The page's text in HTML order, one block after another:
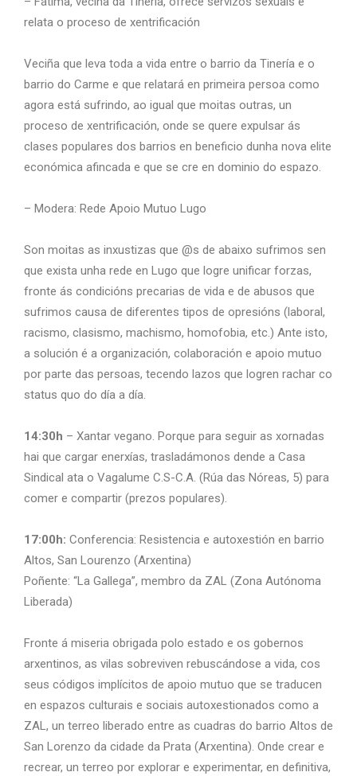
relata o proceso de xentrificación
Veciña que leva toda a vida entre o barrio da Tinería e o
barrio do Carme e que relatará en primeira persoa como
agora está sufrindo, ao igual que moitas outras, un
proceso de xentrificación, onde se quere expulsar ás
clases populares dos barrios en beneficio dunha nova elite
económica afincada e que se cre en dominio do espazo.
– Modera: Rede Apoio Mutuo Lugo
Son moitas as inxustizas que @s de abaixo sufrimos sen
que exista unha rede en Lugo que logre unificar forzas,
fronte ás condicións precarias de vida e de abusos que
sufrimos causa de diferentes tipos de opresións (laboral,
racismo, clasismo, machismo, homofobia, etc.) Ante isto,
a solución é a organización, colaboración e apoio mutuo
por parte das persoas, tecendo lazos que logren rachar co
status quo do día a día.
14:30h – Xantar vegano. Porque para seguir as xornadas
hai que cargar enerxías, trasladámonos dende a Casa
Sindical ata o Vagalume C.S-C.A. (Rúa das Nóreas, 5) para
comer e compartir (prezos populares).
17:00h: Conferencia: Resistencia e autoxestión en barrio
Altos, San Lourenzo (Arxentina)
Poñente: “La Gallega”, membro da ZAL (Zona Autónoma
Liberada)
Fronte á miseria obrigada polo estado e os gobernos
arxentinos, as vilas sobreviven rebuscándose a vida, cos
seus códigos implícitos de apoio mutuo que se traducen
en espazos culturais e sociais autoxestionados como a
ZAL, un terreo liberado entre as cuadras do barrio Altos de
San Lorenzo da cidade da Prata (Arxentina). Onde crear e
recrear, un terreo por explorar e experimentar, en definitiva,